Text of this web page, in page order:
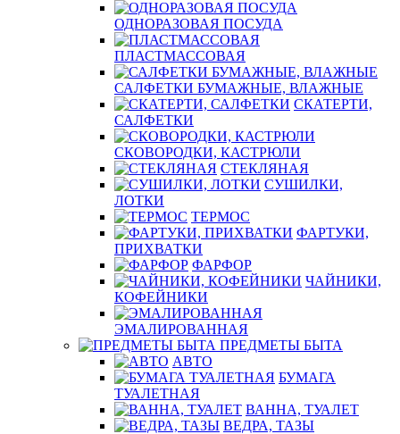
ОДНОРАЗОВАЯ ПОСУДА
ПЛАСТМАССОВАЯ
САЛФЕТКИ БУМАЖНЫЕ, ВЛАЖНЫЕ
СКАТЕРТИ,
САЛФЕТКИ
СКОВОРОДКИ, КАСТРЮЛИ
СТЕКЛЯНАЯ
СУШИЛКИ,
ЛОТКИ
ТЕРМОС
ФАРТУКИ,
ПРИХВАТКИ
ФАРФОР
ЧАЙНИКИ,
КОФЕЙНИКИ
ЭМАЛИРОВАННАЯ
ПРЕДМЕТЫ БЫТА
АВТО
БУМАГА
ТУАЛЕТНАЯ
ВАННА, ТУАЛЕТ
ВЕДРА, ТАЗЫ